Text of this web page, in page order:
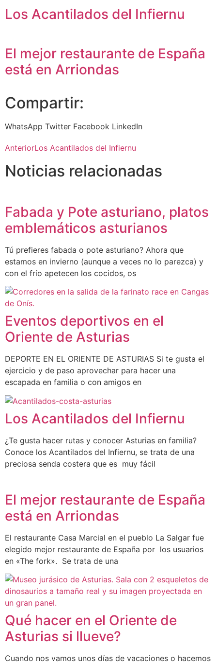
Los Acantilados del Infiernu
El mejor restaurante de España
está en Arriondas
Compartir:
WhatsApp Twitter Facebook LinkedIn
AnteriorLos Acantilados del Infiernu
Noticias relacionadas
Fabada y Pote asturiano, platos
emblemáticos asturianos
Tú prefieres fabada o pote asturiano? Ahora que
estamos en invierno (aunque a veces no lo parezca) y
con el frío apetecen los cocidos, os
Eventos deportivos en el
Oriente de Asturias
DEPORTE EN EL ORIENTE DE ASTURIAS Si te gusta el
ejercicio y de paso aprovechar para hacer una
escapada en familia o con amigos en
Los Acantilados del Infiernu
¿Te gusta hacer rutas y conocer Asturias en familia?
Conoce los Acantilados del Infiernu, se trata de una
preciosa senda costera que es muy fácil
El mejor restaurante de España
está en Arriondas
El restaurante Casa Marcial en el pueblo La Salgar fue
elegido mejor restaurante de España por los usuarios
en «The fork». Se trata de una
Qué hacer en el Oriente de
Asturias si llueve?
Cuando nos vamos unos días de vacaciones o hacemos